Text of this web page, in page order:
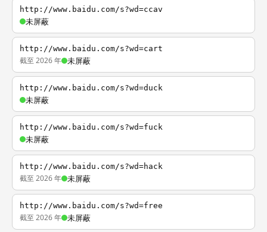
http://www.baidu.com/s?wd=ccav
未屏蔽
http://www.baidu.com/s?wd=cart
截至 2026 年 未屏蔽
http://www.baidu.com/s?wd=duck
未屏蔽
http://www.baidu.com/s?wd=fuck
未屏蔽
http://www.baidu.com/s?wd=hack
截至 2026 年 未屏蔽
http://www.baidu.com/s?wd=free
截至 2026 年 未屏蔽